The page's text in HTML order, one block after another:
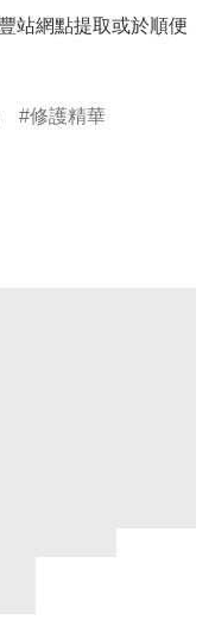
修護精華